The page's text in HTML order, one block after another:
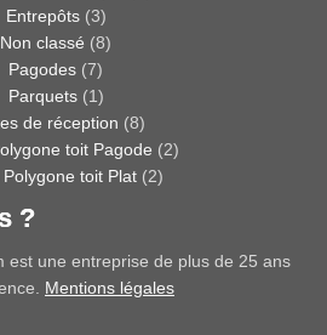
Entrepôts (3)
Non classé (8)
Pagodes (7)
Parquets (1)
de réception (8)
toit Pagode (2)
Polygone toit Plat (2)
?
est une entreprise de plus de 25 ans
Mentions légales